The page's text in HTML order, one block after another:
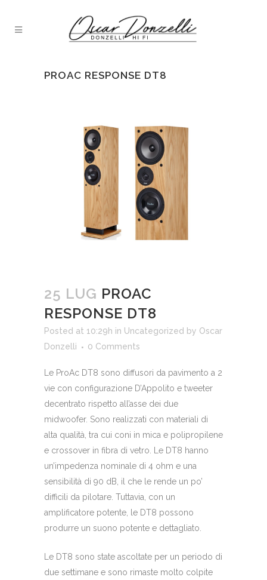
PROAC RESPONSE DT8
25 LUG PROAC
RESPONSE DT8
Posted at 10:29h in Uncategorized by Oscar
Donzelli
0 Comments
Le ProAc DT8 sono diffusori da pavimento a 2
vie con configurazione D’Appolito e tweeter
decentrato rispetto all’asse dei due
midwoofer. Sono realizzati con materiali di
alta qualità, tra cui coni in mica e polipropilene
e crossover in fibra di vetro. Le DT8 hanno
un’impedenza nominale di 4 ohm e una
sensibilità di 90 dB, il che le rende un po’
difficili da pilotare. Tuttavia, con un
amplificatore potente, le DT8 possono
produrre un suono potente e dettagliato.
Le DT8 sono state ascoltate per un periodo di
due settimane e sono rimaste molto colpite